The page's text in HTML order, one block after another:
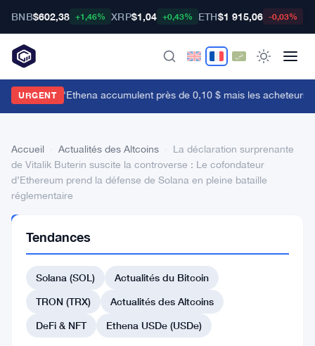
BNB$602,38 +1,46% XRP$1,04 +0,43% ETH$1 915,06 -0,03%
URGENT
baleines d'Ethena accumulent près de 0,10 $ mais les acheteurs
Accueil Actualités des Altcoins
La déclaration surprenante
de Vitalik Buterin suscite la controverse : Le cofondateur
d’Ethereum prend la défense de Solana en pleine bataille
réglementaire
DES
ALTCOINS
déclaration
surprenante
Tendances
Solana (SOL)
Actualités du Bitcoin
TRON (TRX)
Actualités des Altcoins
DeFi & NFT
Ethena USDe (USDe)